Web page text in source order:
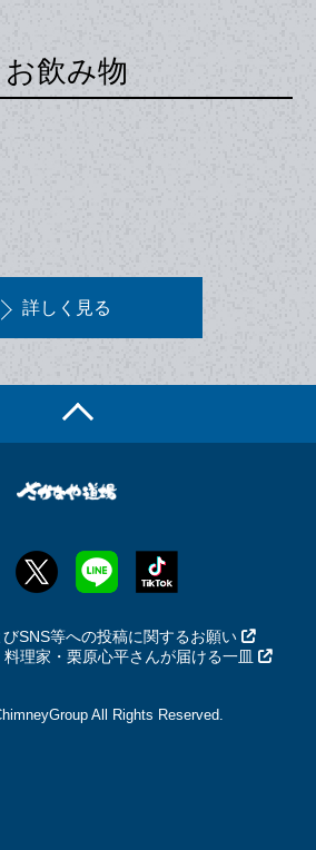
お飲み物
詳しく見る
SNS等への投稿に関するお願い
理家・栗原心平さんが届ける一皿
All Rights Reserved.